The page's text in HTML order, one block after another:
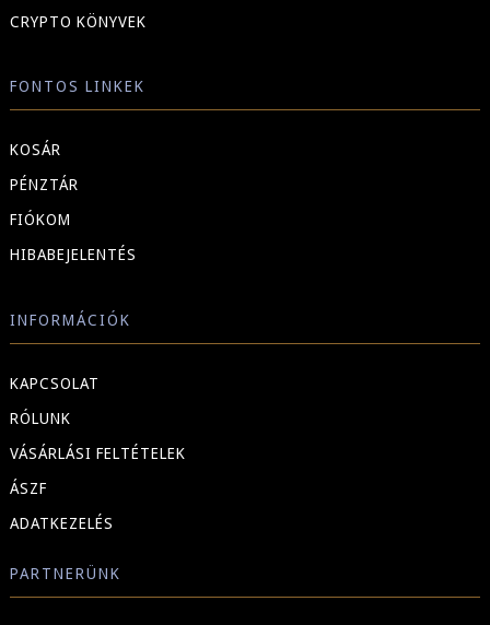
CRYPTO KÖNYVEK
FONTOS LINKEK
KOSÁR
PÉNZTÁR
FIÓKOM
HIBABEJELENTÉS
INFORMÁCIÓK
KAPCSOLAT
RÓLUNK
VÁSÁRLÁSI FELTÉTELEK
ÁSZF
ADATKEZELÉS
PARTNERÜNK